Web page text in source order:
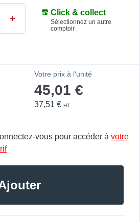
Click & collect
Sélectionnez un autre
comptoir
Votre prix à l'unité
45,01 €
37,51 € HT
vous pour accéder àvotre